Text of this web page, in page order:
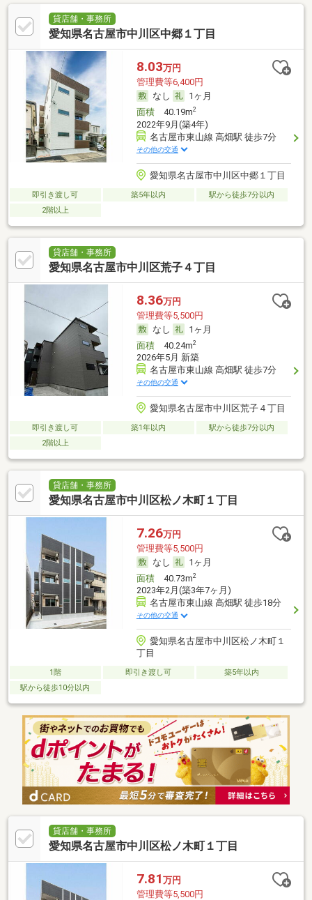
貸店舗・事務所
愛知県名古屋市中川区中郷１丁目
8.03万円
管理費等6,400円
なし
1ヶ月
面積40.19m2
2022年9月(築4年)
名古屋市東山線 高畑駅 徒歩7分
その他の交通
愛知県名古屋市中川区中郷１丁目
即引き渡し可 築5年以内
駅から徒歩7分以内
2階以上
貸店舗・事務所
愛知県名古屋市中川区荒子４丁目
8.36万円
管理費等5,500円
なし
1ヶ月
面積40.24m2
2026年5月 新築
名古屋市東山線 高畑駅 徒歩7分
その他の交通
愛知県名古屋市中川区荒子４丁目
即引き渡し可 築1年以内
駅から徒歩7分以内
2階以上
貸店舗・事務所
愛知県名古屋市中川区松ノ木町１丁目
7.26万円
管理費等5,500円
なし
1ヶ月
面積40.73m2
2023年2月(築3年7ヶ月)
名古屋市東山線 高畑駅 徒歩18分
その他の交通
愛知県名古屋市中川区松ノ木町１
丁目
1階 即引き渡し可
築5年以内
駅から徒歩10分以内
貸店舗・事務所
愛知県名古屋市中川区松ノ木町１丁目
7.81 万円
管理費等5,500円